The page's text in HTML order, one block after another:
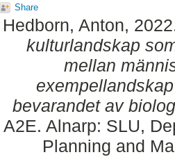
Share
Hedborn, Anton,
kulturlandskap
mellan
bevarandet av
A2E. Alnarp: SLU,
Planning and